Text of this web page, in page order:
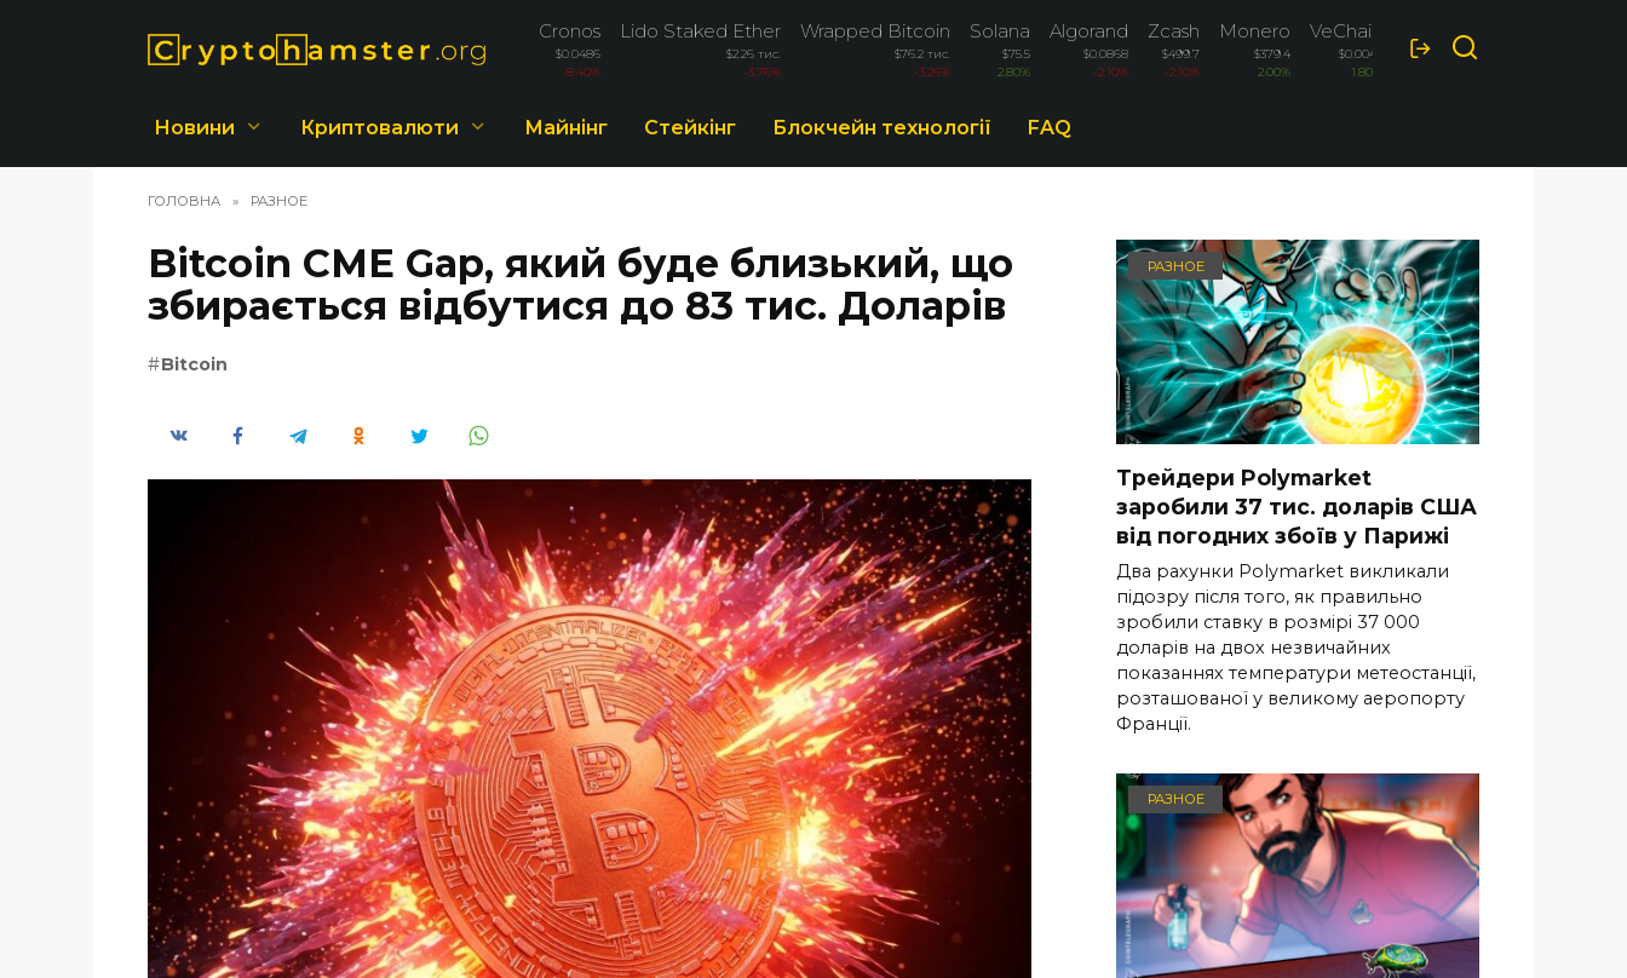
Cronos
$0.0486
-8.40%
Lido Staked Ether
$2.26 тис.
-3.76%
Wrapped Bitcoin
$76.2 тис.
-3.26%
Solana
$75.5
2.80%
Algorand
$0.0868
-2.10%
Zcash
$499.7
-2.10%
Monero
$379.4
2.00%
VeChain
$0.0047
1.80%
Новини Криптовалюти Майнінг Стейкінг Блокчейн технології FAQ
ГОЛОВНА » РАЗНОЕ
Bitcoin CME Gap, який буде близький, що
збирається відбутися до 83 тис. Доларів
Bitcoin
РАЗНОЕ
Трейдери Polymarket
заробили 37 тис. доларів США
від погодних збоїв у Парижі
Два рахунки Polymarket викликали
підозру після того, як правильно
зробили ставку в розмірі 37 000
доларів на двох незвичайних
показаннях температури метеостанції,
розташованої у великому аеропорту
Франції.
РАЗНОЕ